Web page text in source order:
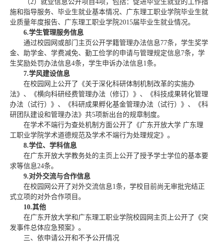
（2）就业信息公开项目4项，包括：促进毕业生就业的工作措
施和指导服务、毕业生就业基本情况、广东理工职业学院毕业生就
业质量年度报告、广东理工职业学院2015届毕业生就业情况。
6.学生管理服务信息
通过校园网或部门主页公开学籍管理办法信息77条，学生奖学
金、助学金、学费减免、勤工俭学的申请与管理规定信息7条，学
生奖励处罚办法信息4条，学生申诉办法信息1条。
7.学风建设信息
在校园网上公开了《关于深化科研体制机制改革的实施办
法》、《横向科研经费管理办法（修订）》、《科技成果转化管理
办法（试行）》、《科研成果孵化基金管理办法（试行）》、《科
研团队建设和管理办法》共5项新出台的规章制度。
在学术不端行为查处机制方面公开了《广东开放大学 广东理
工职业学院学术道德规范及学术不端行为处理规定》。
8.学位、学科信息
在广东开放大学教务处的主页上公开了授予学士学位的基本要
求等信息24条。
9.对外交流与合作信息
在校园网公开了对外交流信息1条，学校目前尚无审批完结正
式立项的对外合作项目。
10.其他
在广东开放大学和广东理工职业学院校园网主页上公开了《突
发事件总体应急预案》。
三、依申请公开和不予公开情况